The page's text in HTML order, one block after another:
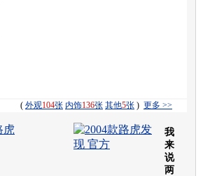
( 外观104张 内饰136张 其他5张 ) 更多 >>
我
来
说
两